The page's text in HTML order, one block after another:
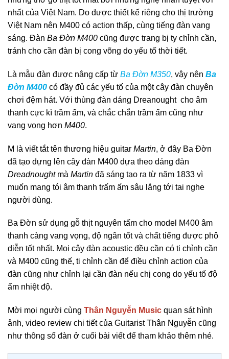
nhất của Việt Nam. Do được thiết kế riêng cho thị trường
Việt Nam nên M400 có action thấp, cùng tiếng đàn vang
sáng. Đàn Ba Đờn M400 cũng được trang bị ty chỉnh cần,
tránh cho cần đàn bị cong võng do yếu tố thời tiết.
Là mẫu đàn được nâng cấp từ Ba Đờn M350, vậy nên Ba
Đờn M400 có đầy đủ các yếu tố của một cây đàn chuyên
chơi đệm hát. Với thùng đàn dáng Dreanought cho âm
thanh cực kì trầm ấm, và chắc chắn trầm ấm cũng như
vang vọng hơn M400.
M là viết tắt tên thương hiệu guitar Martin, ở đây Ba Đờn
đã tạo dựng lên cây đàn M400 dựa theo dáng đàn
Dreadnoughtmà Martin đã sáng tạo ra từ năm 1833 vì
muốn mang tói âm thanh trấm ấm sâu lắng tới tai nghe
người dùng.
Ba Đờn sử dụng gỗ thịt nguyên tấm cho model M400 âm
thanh càng vang vọng, độ ngân tốt và chất tiếng được phô
diễn tốt nhất. Mọi cây đàn acoustic đều cần có ti chỉnh cần
và M400 cũng thế, ti chỉnh cần để điều chỉnh action của
đàn cũng như chỉnh lại cần đàn nếu chị cong do yếu tố độ
ẩm nhiệt độ.
Mời mọi người cùng Thân Nguyễn Music quan sát hình
ảnh, video review chi tiết của Guitarist Thân Nguyễn cũng
như thông số đàn ở cuối bài viết để tham khảo thêm nhé.